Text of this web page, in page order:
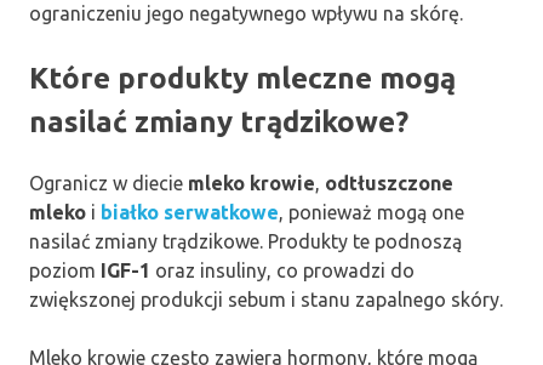
ograniczeniu jego negatywnego wpływu na skórę.
Które produkty mleczne mogą
nasilać zmiany trądzikowe?
Ogranicz w diecie mleko krowie, odtłuszczone
mleko i białko serwatkowe, ponieważ mogą one
nasilać zmiany trądzikowe. Produkty te podnoszą
poziom IGF-1 oraz insuliny, co prowadzi do
zwiększonej produkcji sebum i stanu zapalnego skóry.
Mleko krowie często zawiera hormony, które mogą